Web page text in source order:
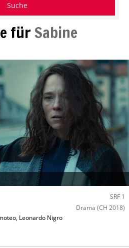
fürSabine
SRF 1
Drama (CH 2018)
, Leonardo Nigro
Suche